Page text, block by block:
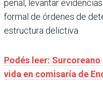
penal, levantar
formal de órdenes de
estructura delictiva.
Podés leer:
vida en comisaría de